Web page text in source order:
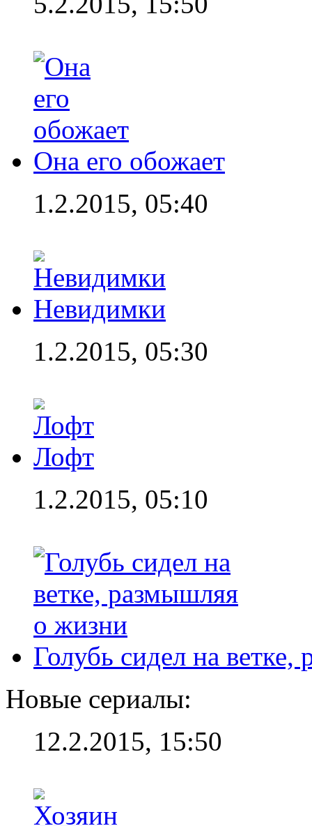
Она его обожает
1.2.2015, 05:40
Невидимки
1.2.2015, 05:30
Лофт
1.2.2015, 05:10
Голубь сидел на
Новые сериалы:
12.2.2015, 15:50